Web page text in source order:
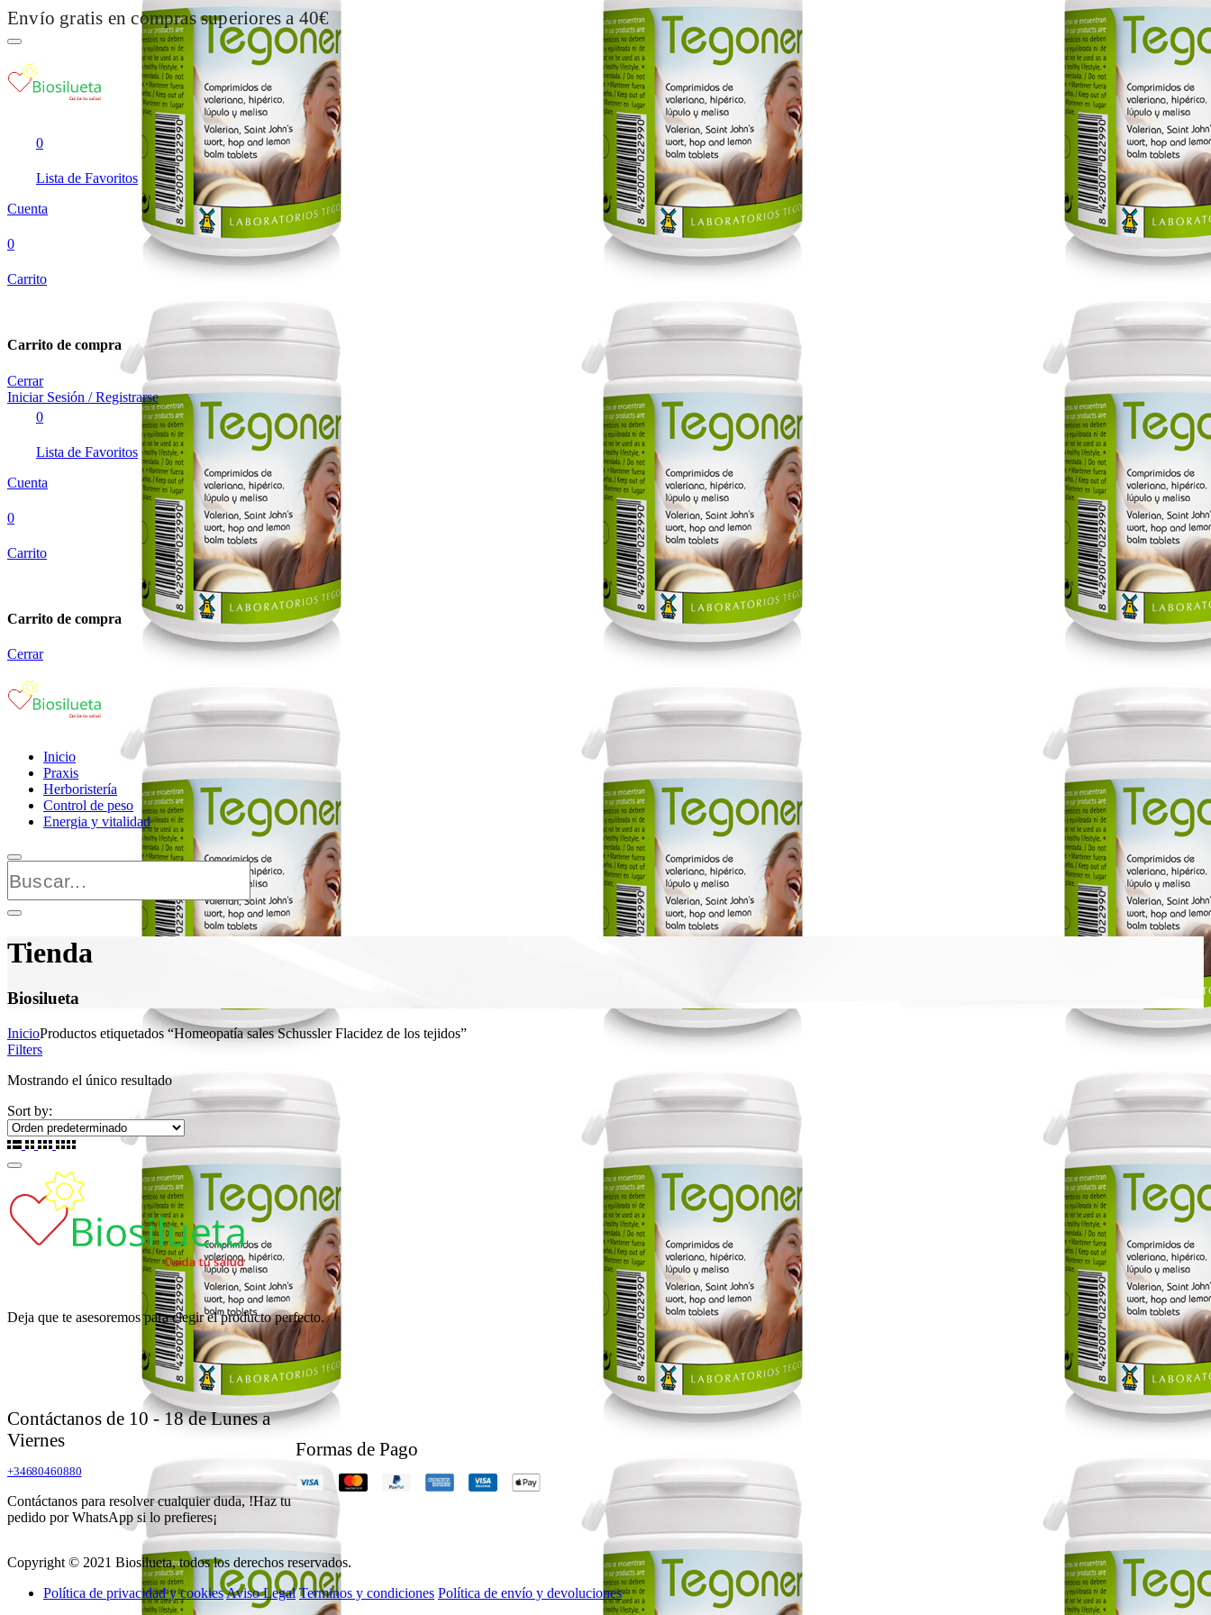
Envío gratis en compras superiores a 40€
0
Lista de Favoritos
Cuenta
0
Carrito
Carrito de compra
Cerrar
Iniciar Sesión / Registrarse
0
Lista de Favoritos
Cuenta
0
Carrito
Carrito de compra
Cerrar
Inicio
Praxis
Herboristería
Control de peso
Energia y vitalidad
Tienda
Biosilueta
InicioProductos etiquetados “Homeopatía sales Schussler Flacidez de los tejidos”
Filters
Mostrando el único resultado
Sort by:
Deja que te asesoremos para elegir el producto perfecto.
Contáctanos de 10 - 18 de Lunes a
Viernes
+34680460880
Contáctanos para resolver cualquier duda, !Haz tu
pedido por WhatsApp si lo prefieres¡
Formas de Pago
Copyright © 2021 Biosilueta, todos los derechos reservados.
Política de privacidad y cookiesAviso Legal Terminos y condiciones Política de envío y devoluciones